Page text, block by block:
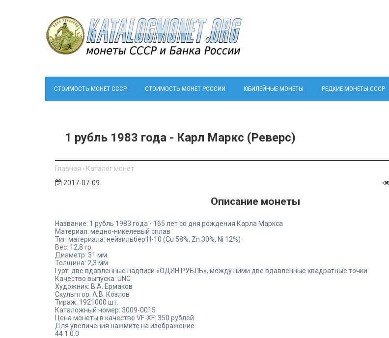
СТОИМОСТЬ МОНЕТ СССР СТОИМОСТЬ МОНЕТ РОССИИ ЮБИЛЕЙНЫЕ МОНЕТЫ РЕДКИЕ МОНЕТЫ СССР
1 рубль 1983 года - Карл Маркс (Реверс)
Главная › Каталог монет
2017-07-09
Описание монеты
Название: 1 рубль 1983 года - 165 лет со дня рождения Карла Маркса
Материал: медно-никелевый сплав
Тип материала: нейзильбер Н-10 (Cu 58%, Zn 30%, Ni 12%)
Вес: 12,8 гр.
Диаметр: 31 мм.
Толщина: 2,3 мм.
Гурт: две вдавленные надписи «ОДИН РУБЛЬ», между ними две вдавленные квадратные точки
Качество выпуска: UNC
Художник: В.А. Ермаков
Скульптор: А.В. Козлов
Тираж: 1921000 шт.
Каталожный номер: 3009-0015
Цена монеты в качестве VF-XF: 350 рублей
Для увеличения нажмите на изображение.
44 1 0.0